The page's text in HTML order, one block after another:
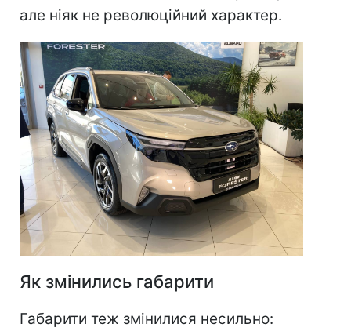
але ніяк не революційний характер.
Як змінились габарити
Габарити теж змінилися несильно: